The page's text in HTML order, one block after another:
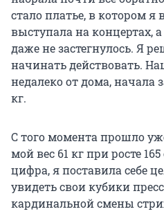
стало платье, в котором я
выступала на концертах,
даже не застегнулось. Я
начинать действовать.
недалеко от дома, начала
кг.
С того момента прошло
мой вес 61 кг при росте
цифра, я поставила себе
увидеть свои кубики
кардинальной смены